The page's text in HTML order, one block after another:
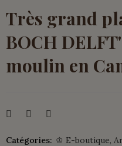
Très grand
BOCH
moulin en
Catégories: ♔ E-boutique